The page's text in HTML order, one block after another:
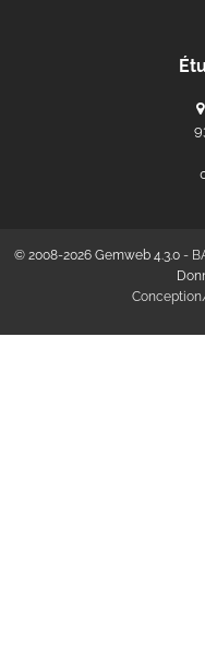
© 2008-2026 Gemweb 4.3.0 -